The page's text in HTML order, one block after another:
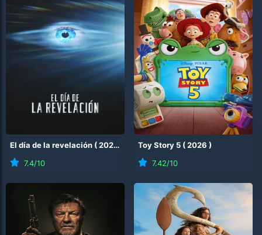
El día de la revelación (2026 )
7.4/10
Toy Story 5 (2026 )
7.42/10